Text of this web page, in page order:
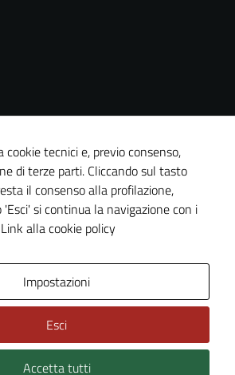
e modalità di segnalazioni di non
del sito
s.r.l.
cookie tecnici e, previo consenso,
di terze parti. Cliccando sul tasto
il consenso alla profilazione,
si continua la navigazione con i
Link alla cookie policy
Impostazioni
Esci
Accetta tutti